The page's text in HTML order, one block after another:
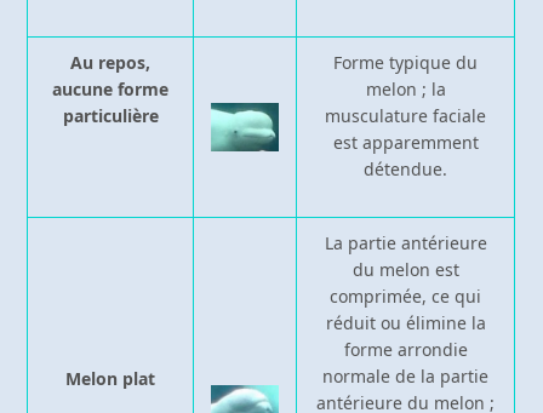
Au repos,
aucune forme
particulière
Forme typique du
melon ; la
musculature faciale
est apparemment
détendue.
Melon plat
La partie antérieure
du melon est
comprimée, ce qui
réduit ou élimine la
forme arrondie
normale de la partie
antérieure du melon ;